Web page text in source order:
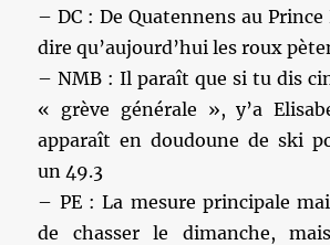
– DC : De Quatennens au
dire qu’aujourd’hui les roux
– NMB : Il paraît que si tu dis
« grève générale », y’a
apparaît en doudoune de ski
un 49.3
– PE : La mesure principale
de chasser le dimanche,